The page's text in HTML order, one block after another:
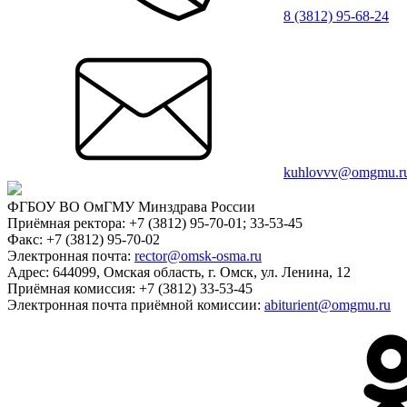
8 (3812) 95-68-24
ФГБОУ ВО ОмГМУ Минздрава России
Приёмная ректора: +7 (3812) 95-70-01; 33-53-45
Факс: +7 (3812) 95-70-02
Электронная почта: rector@omsk-osma.ru
Адрес: 644099, Омская область, г. Омск, ул. Ленина, 12
Приёмная комиссия: +7 (3812) 33-53-45
Электронная почта приёмной комиссии: abiturient@omgmu.ru